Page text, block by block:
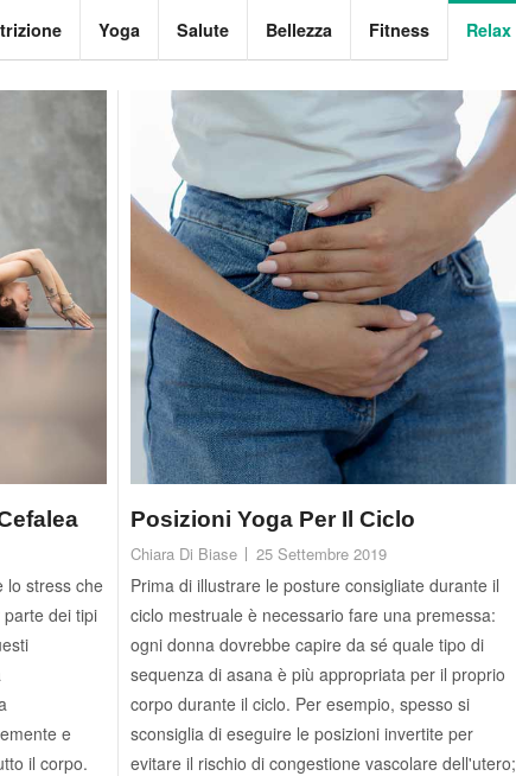
Yoga Salute Bellezza Fitness Relax
lo stress che
dei tipi
e
il corpo.
Posizioni Yoga Per Il Ciclo
Chiara Di Biase 25 Settembre 2019
Prima di illustrare le posture consigliate durante il
ciclo mestruale è necessario fare una premessa:
ogni donna dovrebbe capire da sé quale tipo di
sequenza di asana è più appropriata per il proprio
corpo durante il ciclo. Per esempio, spesso si
sconsiglia di eseguire le posizioni invertite per
evitare il rischio di congestione vascolare dell'utero;